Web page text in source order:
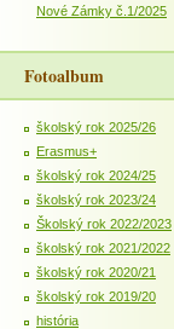
Nové Zámky č.1/2025
Fotoalbum
školský rok 2025/26
Erasmus+
školský rok 2024/25
školský rok 2023/24
Školský rok 2022/2023
školský rok 2021/2022
školský rok 2020/21
školský rok 2019/20
história